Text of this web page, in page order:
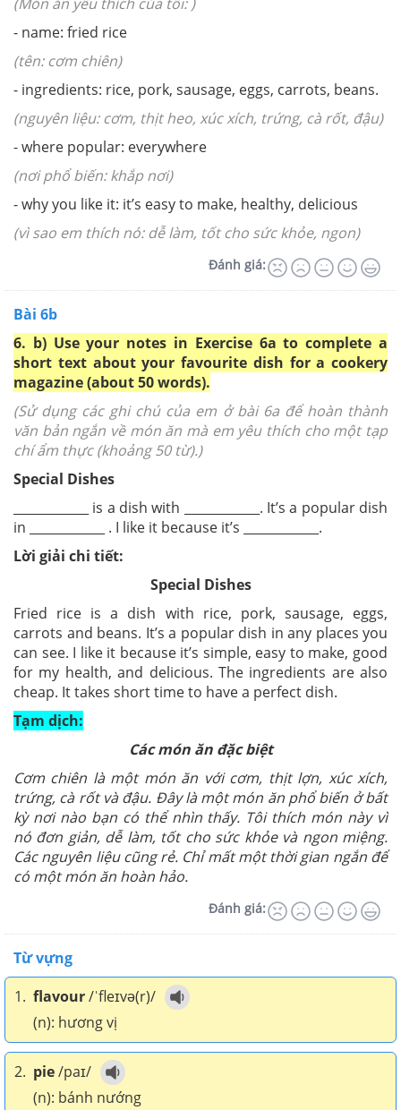
- name: fried rice
(tên: cơm chiên)
- ingredients: rice, pork, sausage, eggs, carrots, beans.
(nguyên liệu: cơm, thịt heo, xúc xích, trứng, cà rốt, đậu)
- where popular: everywhere
(nơi phổ biến: khắp nơi)
- why you like it: it’s easy to make, healthy, delicious
(vì sao em thích nó: dễ làm, tốt cho sức khỏe, ngon)
Đánh giá:
Bài 6b
6. b) Use your notes in Exercise 6a to complete a
short text about your favourite dish for a cookery
magazine (about 50 words).
(Sử dụng các ghi chú của em ở bài 6a để hoàn thành
văn bản ngắn về món ăn mà em yêu thích cho một tạp
chí ẩm thực (khoảng 50 từ).)
Special Dishes
____________ is a dish with ____________. It’s a popular dish
in ____________ . I like it because it’s ____________.
Lời giải chi tiết:
Special Dishes
Fried rice is a dish with rice, pork, sausage, eggs,
carrots and beans. It’s a popular dish in any places you
can see. I like it because it’s simple, easy to make, good
for my health, and delicious. The ingredients are also
cheap. It takes short time to have a perfect dish.
Tạm dịch:
Các món ăn đặc biệt
Cơm chiên là một món ăn với cơm, thịt lợn, xúc xích,
trứng, cà rốt và đậu. Đây là một món ăn phổ biến ở bất
kỳ nơi nào bạn có thể nhìn thấy. Tôi thích món này vì
nó đơn giản, dễ làm, tốt cho sức khỏe và ngon miệng.
Các nguyên liệu cũng rẻ. Chỉ mất một thời gian ngắn để
có một món ăn hoàn hảo.
Đánh giá:
Từ vựng
1. flavour/ˈfleɪvə(r)/
(n): hương vị
2. pie/paɪ/
(n): bánh nướng